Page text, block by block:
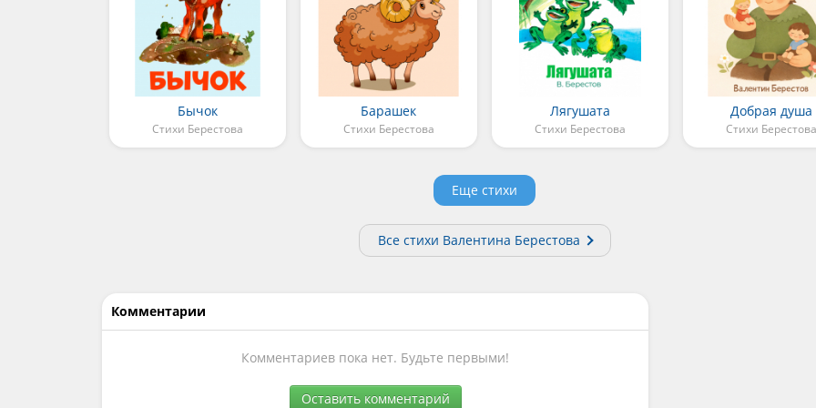
Бычок
Стихи Берестова
Барашек
Стихи Берестова
Лягушата
Стихи Берестова
Добрая душа
Стихи Берестова
Еще стихи
Все стихи Валентина Берестова
Комментарии
Комментариев пока нет. Будьте первыми!
Оставить комментарий